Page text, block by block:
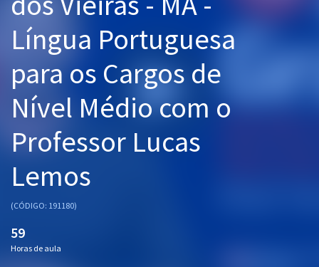
Graduação
OAB
Mentorias
Questões grátis
Língua Portuguesa
para os Cargos de
Nível Médio com o
Professor Lucas
Lemos
(CÓDIGO: 191180)
59
Horas de aula